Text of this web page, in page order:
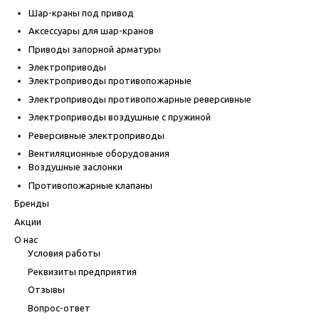
Шар-краны под привод
Аксессуары для шар-кранов
Приводы запорной арматуры
Электроприводы
Электроприводы противопожарные
Электроприводы противопожарные реверсивные
Электроприводы воздушные с пружиной
Реверсивные электроприводы
Вентиляционные оборудования
Воздушные заслонки
Противопожарные клапаны
Бренды
Акции
О нас
Условия работы
Реквизиты предприятия
Отзывы
Вопрос-ответ